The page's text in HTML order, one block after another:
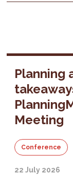
Planning
Meeting
Conference
22 July 2026